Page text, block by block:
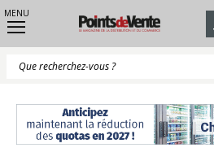
MENU